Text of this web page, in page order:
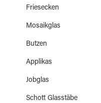
Friesecken
Mosaikglas
Butzen
Applikas
Jobglas
Schott Glasstäbe